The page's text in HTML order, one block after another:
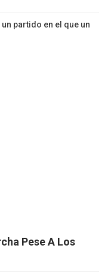
partido en el que un
Pese A Los